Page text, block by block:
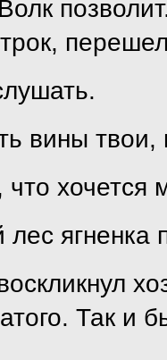
вины твои,
хочется
ягненка
Так и